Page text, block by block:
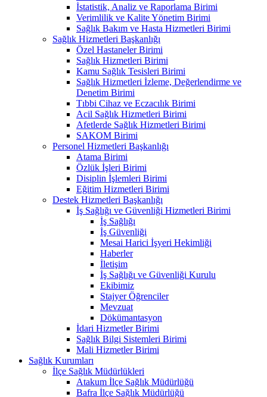
İstatistik, Analiz ve Raporlama Birimi
Verimlilik ve Kalite Yönetim Birimi
Sağlık Bakım ve Hasta Hizmetleri Birimi
Sağlık Hizmetleri Başkanlığı
Özel Hastaneler Birimi
Sağlık Hizmetleri Birimi
Kamu Sağlık Tesisleri Birimi
Sağlık Hizmetleri İzleme, Değerlendirme ve
Denetim Birimi
Tıbbi Cihaz ve Eczacılık Birimi
Acil Sağlık Hizmetleri Birimi
Afetlerde Sağlık Hizmetleri Birimi
SAKOM Birimi
Personel Hizmetleri Başkanlığı
Atama Birimi
Özlük İşleri Birimi
Disiplin İşlemleri Birimi
Eğitim Hizmetleri Birimi
Destek Hizmetleri Başkanlığı
İş Sağlığı ve Güvenliği Hizmetleri Birimi
İş Sağlığı
İş Güvenliği
Mesai Harici İşyeri Hekimliği
Haberler
İletişim
İş Sağlığı ve Güvenliği Kurulu
Ekibimiz
Stajyer Öğrenciler
Mevzuat
Dökümantasyon
İdari Hizmetler Birimi
Sağlık Bilgi Sistemleri Birimi
Mali Hizmetler Birimi
Sağlık Kurumları
İlçe Sağlık Müdürlükleri
Atakum İlçe Sağlık Müdürlüğü
Bafra İlçe Sağlık Müdürlüğü